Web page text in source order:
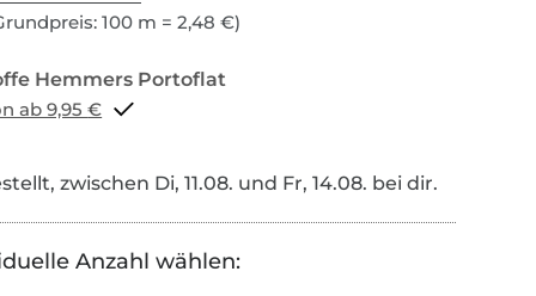
100 m = 2,48 €)
Portoflat schon ab 9,95 €
zwischen Di, 11.08. und Fr, 14.08. bei dir.
Anzahl wählen: